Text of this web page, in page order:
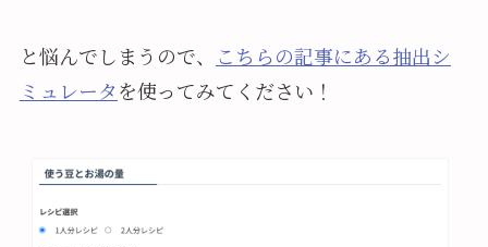
と悩んでしまうので、
こちらの記事にある抽出シ
ミュレータを使ってみてください！